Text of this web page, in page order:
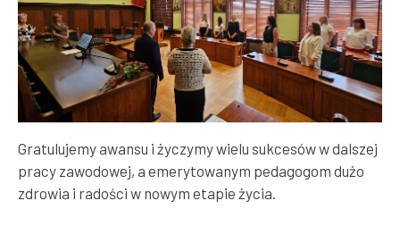
Gratulujemy awansu i życzymy wielu sukcesów w dalszej
pracy zawodowej, a emerytowanym pedagogom dużo
zdrowia i radości w nowym etapie życia.